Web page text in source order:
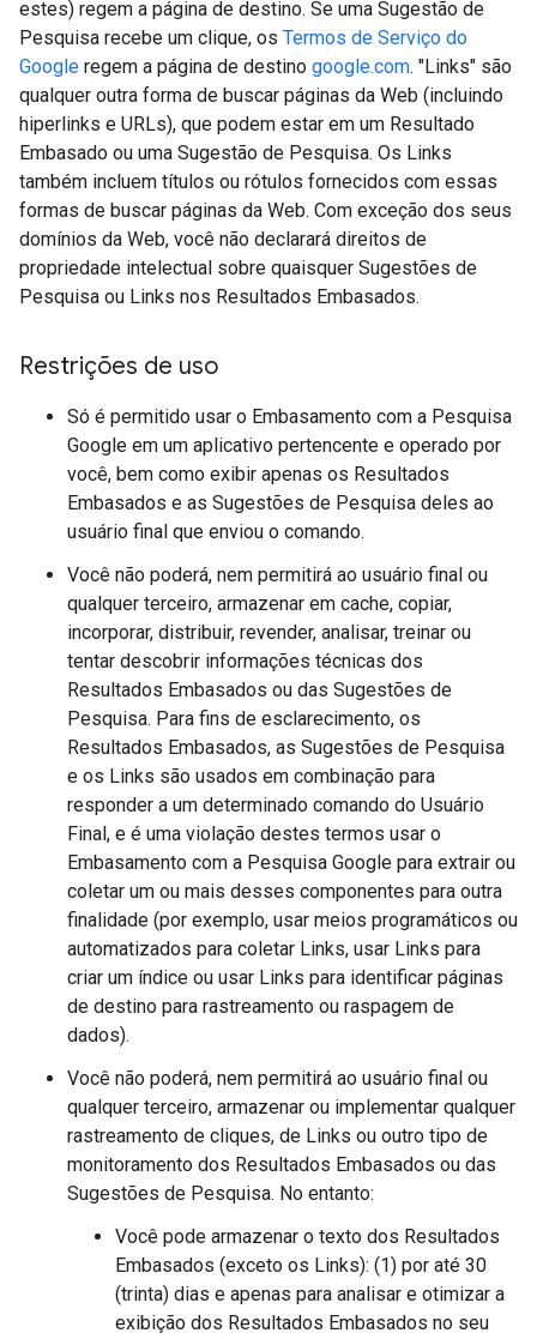
estes) regem a página de destino. Se uma Sugestão de
Pesquisa recebe um clique, os Termos de Serviço do
Google regem a página de destino google.com. "Links" são
qualquer outra forma de buscar páginas da Web (incluindo
hiperlinks e URLs), que podem estar em um Resultado
Embasado ou uma Sugestão de Pesquisa. Os Links
também incluem títulos ou rótulos fornecidos com essas
formas de buscar páginas da Web. Com exceção dos seus
domínios da Web, você não declarará direitos de
propriedade intelectual sobre quaisquer Sugestões de
Pesquisa ou Links nos Resultados Embasados.
Restrições de uso
Só é permitido usar o Embasamento com a Pesquisa
Google em um aplicativo pertencente e operado por
você, bem como exibir apenas os Resultados
Embasados e as Sugestões de Pesquisa deles ao
usuário final que enviou o comando.
Você não poderá, nem permitirá ao usuário final ou
qualquer terceiro, armazenar em cache, copiar,
incorporar, distribuir, revender, analisar, treinar ou
tentar descobrir informações técnicas dos
Resultados Embasados ou das Sugestões de
Pesquisa. Para fins de esclarecimento, os
Resultados Embasados, as Sugestões de Pesquisa
e os Links são usados em combinação para
responder a um determinado comando do Usuário
Final, e é uma violação destes termos usar o
Embasamento com a Pesquisa Google para extrair ou
coletar um ou mais desses componentes para outra
finalidade (por exemplo, usar meios programáticos ou
automatizados para coletar Links, usar Links para
criar um índice ou usar Links para identificar páginas
de destino para rastreamento ou raspagem de
dados).
Você não poderá, nem permitirá ao usuário final ou
qualquer terceiro, armazenar ou implementar qualquer
rastreamento de cliques, de Links ou outro tipo de
monitoramento dos Resultados Embasados ou das
Sugestões de Pesquisa. No entanto:
Você pode armazenar o texto dos Resultados
Embasados (exceto os Links): (1) por até 30
(trinta) dias e apenas para analisar e otimizar a
exibição dos Resultados Embasados no seu